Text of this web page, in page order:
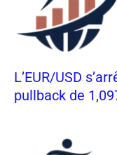
L’EUR/USD
pullback de